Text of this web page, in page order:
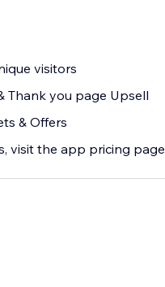
visitors
Thank you page Upsell
& Offers
visit the app pricing page